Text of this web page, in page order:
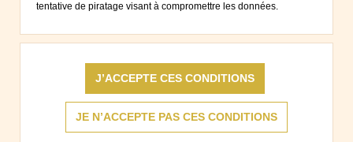
tentative de piratage visant à compromettre les données.